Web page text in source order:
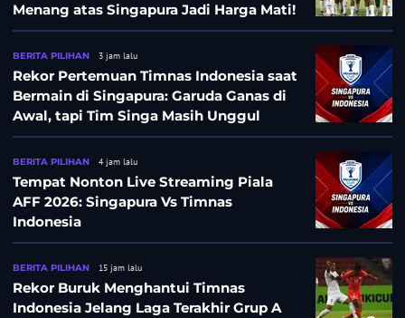
Menang atas Singapura Jadi Harga Mati!
BERITA PILIHAN 3 jam lalu
Rekor Pertemuan Timnas Indonesia saat
Bermain di Singapura: Garuda Ganas di
Awal, tapi Tim Singa Masih Unggul
BERITA PILIHAN 4 jam lalu
Tempat Nonton Live Streaming Piala
AFF 2026: Singapura Vs Timnas
Indonesia
BERITA PILIHAN 15 jam lalu
Rekor Buruk Menghantui Timnas
Indonesia Jelang Laga Terakhir Grup A